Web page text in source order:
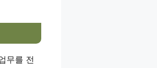
무를 전